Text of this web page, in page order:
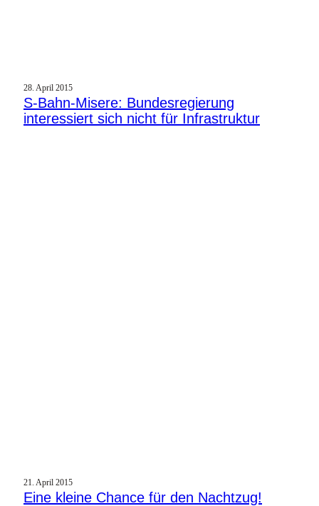
28. April 2015
S‑Bahn-Misere: Bundesregierung
interessiert sich nicht für Infrastruktur
21. April 2015
Eine kleine Chance für den Nachtzug!